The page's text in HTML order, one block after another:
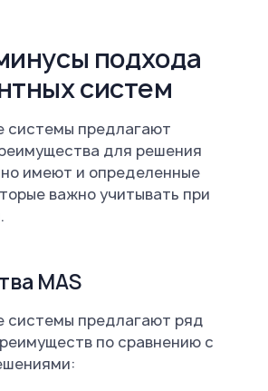
подхода
систем
системы предлагают
для решения
имеют и определенные
важно учитывать при
MAS
системы предлагают ряд
по сравнению с